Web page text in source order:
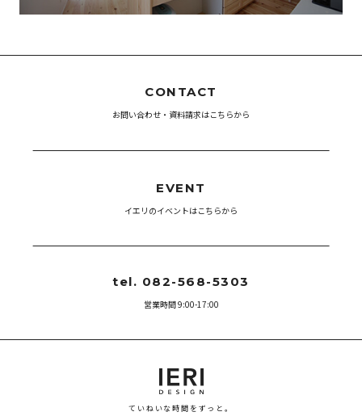
CONTACT
お問い合わせ・資料請求はこちらから
EVENT
イエリのイベントはこちらから
tel. 082-568-5303
営業時間 9:00-17:00
ていねいな時間をずっと。